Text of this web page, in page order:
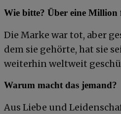
Wie bitte? Über eine Million
Die Marke war tot, aber
dem sie gehörte, hat sie
weiterhin weltweit
Warum macht das jemand?
Aus Liebe und